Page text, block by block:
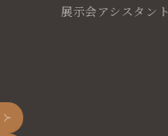
展示会アシスタント